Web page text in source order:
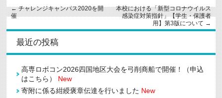
←チャレンジキャンパス2020を開
催
本校における「新型コロナウイルス
感染症対策指針」【学生・保護者
用】第3版について →
最近の投稿
高専ロボコン2026四国地区大会を弓削商船で開催！（申込
はこちら） New
寄附に係る紺綬褒章伝達を行いました New